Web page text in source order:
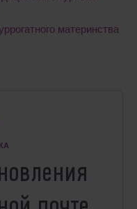
материнства